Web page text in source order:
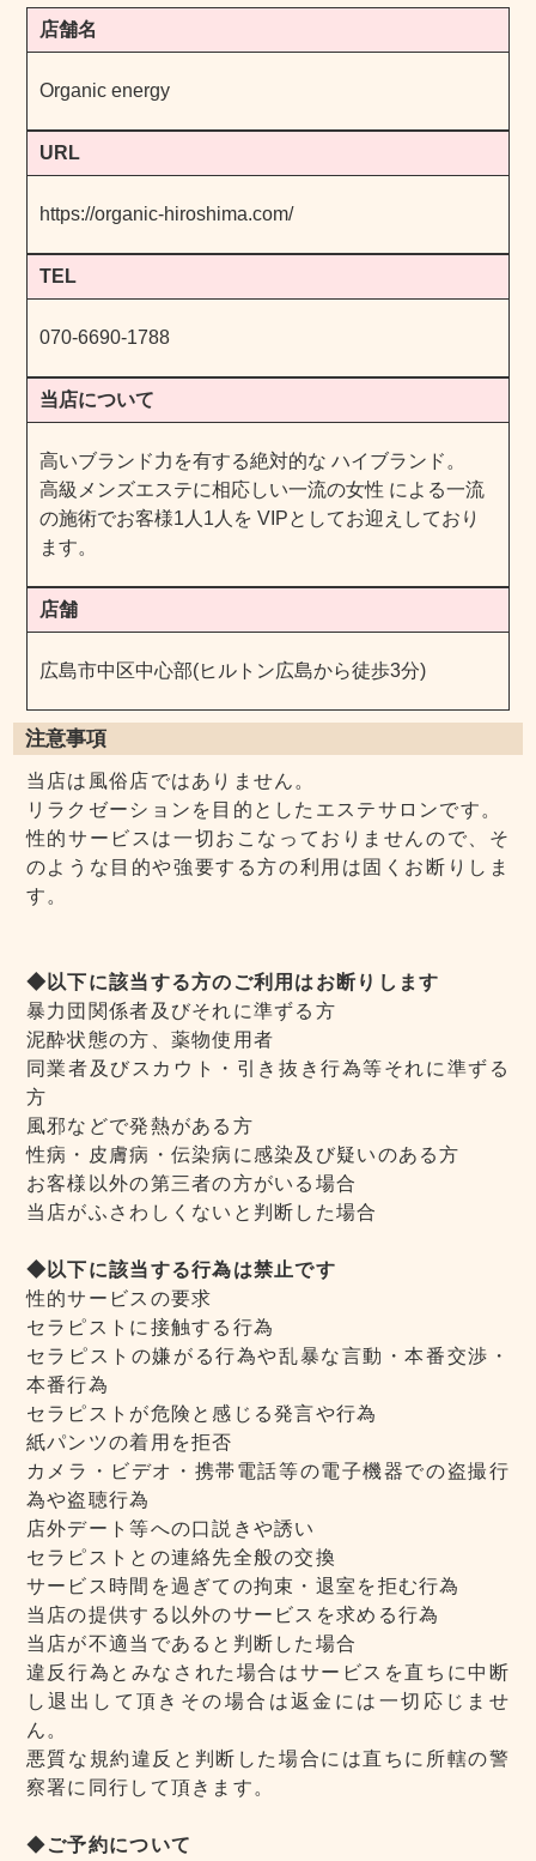
店舗名
Organic energy
URL
https://organic-hiroshima.com/
TEL
070-6690-1788
当店について
高いブランド力を有する絶対的な ハイブランド。
高級メンズエステに相応しい一流の女性 による一流
の施術でお客様1人1人を VIPとしてお迎えしており
ます。
店舗
広島市中区中心部(ヒルトン広島から徒歩3分)
注意事項
当店は風俗店ではありません。
リラクゼーションを目的としたエステサロンです。
性的サービスは一切おこなっておりませんので、そ
のような目的や強要する方の利用は固くお断りしま
す。
◆以下に該当する方のご利用はお断りします
暴力団関係者及びそれに準ずる方
泥酔状態の方、薬物使用者
同業者及びスカウト・引き抜き行為等それに準ずる
方
風邪などで発熱がある方
性病・皮膚病・伝染病に感染及び疑いのある方
お客様以外の第三者の方がいる場合
当店がふさわしくないと判断した場合
◆以下に該当する行為は禁止です
性的サービスの要求
セラピストに接触する行為
セラピストの嫌がる行為や乱暴な言動・本番交渉・
本番行為
セラピストが危険と感じる発言や行為
紙パンツの着用を拒否
カメラ・ビデオ・携帯電話等の電子機器での盗撮行
為や盗聴行為
店外デート等への口説きや誘い
セラピストとの連絡先全般の交換
サービス時間を過ぎての拘束・退室を拒む行為
当店の提供する以外のサービスを求める行為
当店が不適当であると判断した場合
違反行為とみなされた場合はサービスを直ちに中断
し退出して頂きその場合は返金には一切応じませ
ん。
悪質な規約違反と判断した場合には直ちに所轄の警
察署に同行して頂きます。
◆ご予約について